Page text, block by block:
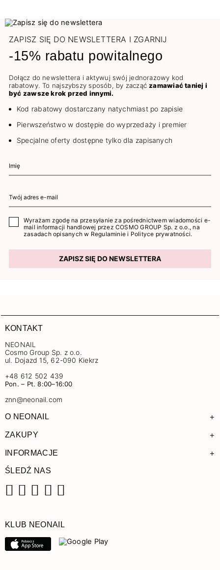
ZAPISZ SIĘ DO NEWSLETTERA I ZGARNIJ
-15% rabatu powitalnego
Dołącz do newslettera i aktywuj swój jednorazowy kod
rabatowy. To najszybszy sposób, by zacząćzamawiać taniej i
być zawsze krok przed innymi.
Kod rabatowy dostarczany natychmiast po zapisie
Pierwszeństwo w dostępie do wyprzedaży i premier
Specjalne oferty dostępne tylko dla zapisanych
Wyrażam zgodę na przesyłanie za pośrednictwem wiadomości e-
mail informacji handlowej przez COSMO GROUP Sp. z o.o., na
zasadach opisanych w Regulaminie i Polityce prywatności.
ZAPISZ SIĘ DO NEWSLETTERA
KONTAKT
NEONAIL
Cosmo Group Sp. z o.o.
ul. Dojazd 15, 62-090 Kiekrz
+48 612 502 439
Pon. – Pt. 8:00–16:00
znn@neonail.com
O NEONAIL +
ZAKUPY +
INFORMACJE +
ŚLEDŹ NAS
KLUB NEONAIL